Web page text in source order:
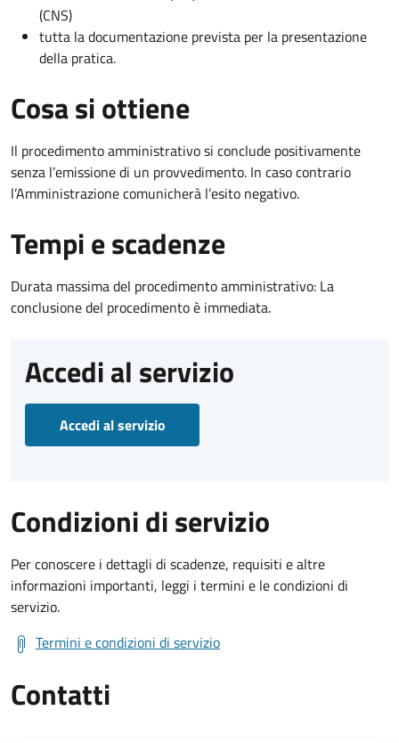
(CNS)
tutta la documentazione prevista per la presentazione
della pratica.
Cosa si ottiene
Il procedimento amministrativo si conclude positivamente
senza l’emissione di un provvedimento. In caso contrario
l’Amministrazione comunicherà l’esito negativo.
Tempi e scadenze
Durata massima del procedimento amministrativo: La
conclusione del procedimento è immediata.
Accedi al servizio
Accedi al servizio
Condizioni di servizio
Per conoscere i dettagli di scadenze, requisiti e altre
informazioni importanti, leggi i termini e le condizioni di
servizio.
Termini e condizioni di servizio
Contatti